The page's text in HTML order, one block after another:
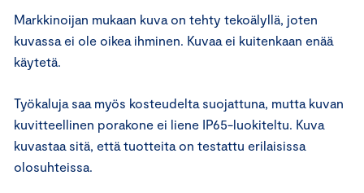
Markkinoijan mukaan kuva on tehty tekoälyllä, joten
kuvassa ei ole oikea ihminen. Kuvaa ei kuitenkaan enää
käytetä.
Työkaluja saa myös kosteudelta suojattuna, mutta kuvan
kuvitteellinen porakone ei liene IP65-luokiteltu. Kuva
kuvastaa sitä, että tuotteita on testattu erilaisissa
olosuhteissa.